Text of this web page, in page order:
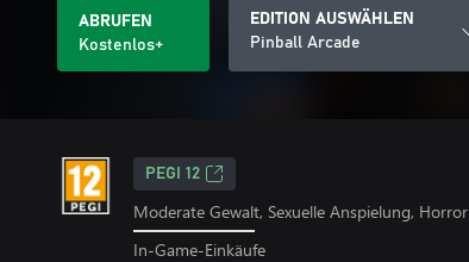
ABRUFEN
Kostenlos+
EDITION AUSWÄHLEN
Pinball Arcade
PEGI 12
Moderate Gewalt, Sexuelle Anspielung, Horror
In-Game-Einkäufe